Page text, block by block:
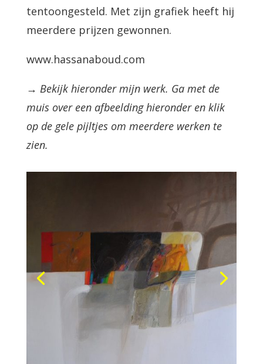
tentoongesteld. Met zijn grafiek heeft hij
meerdere prijzen gewonnen.
www.hassanaboud.com
→ Bekijk hieronder mijn werk. Ga met de
muis over een afbeelding hieronder en klik
op de gele pijltjes om meerdere werken te
zien.